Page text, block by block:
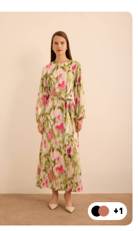
+1